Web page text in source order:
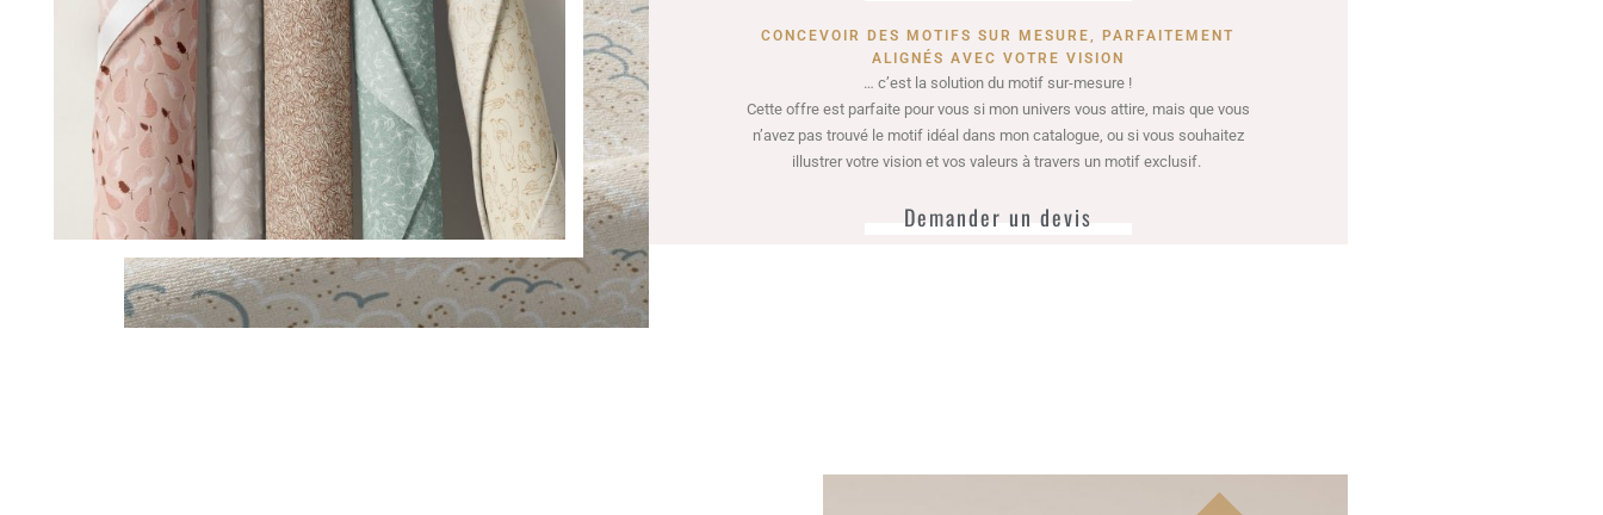
CONCEVOIR DES MOTIFS SUR MESURE, PARFAITEMENT
ALIGNÉS AVEC VOTRE VISION
… c’est la solution du motif sur-mesure !
Cette offre est parfaite pour vous si mon univers vous attire, mais que vous
n’avez pas trouvé le motif idéal dans mon catalogue, ou si vous souhaitez
illustrer votre vision et vos valeurs à travers un motif exclusif.
Demander un devis